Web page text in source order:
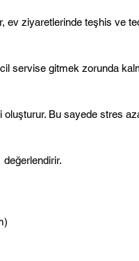
ev ziyaretlerinde teşhis ve
servise gitmek zorunda
Bu sayede stres
)